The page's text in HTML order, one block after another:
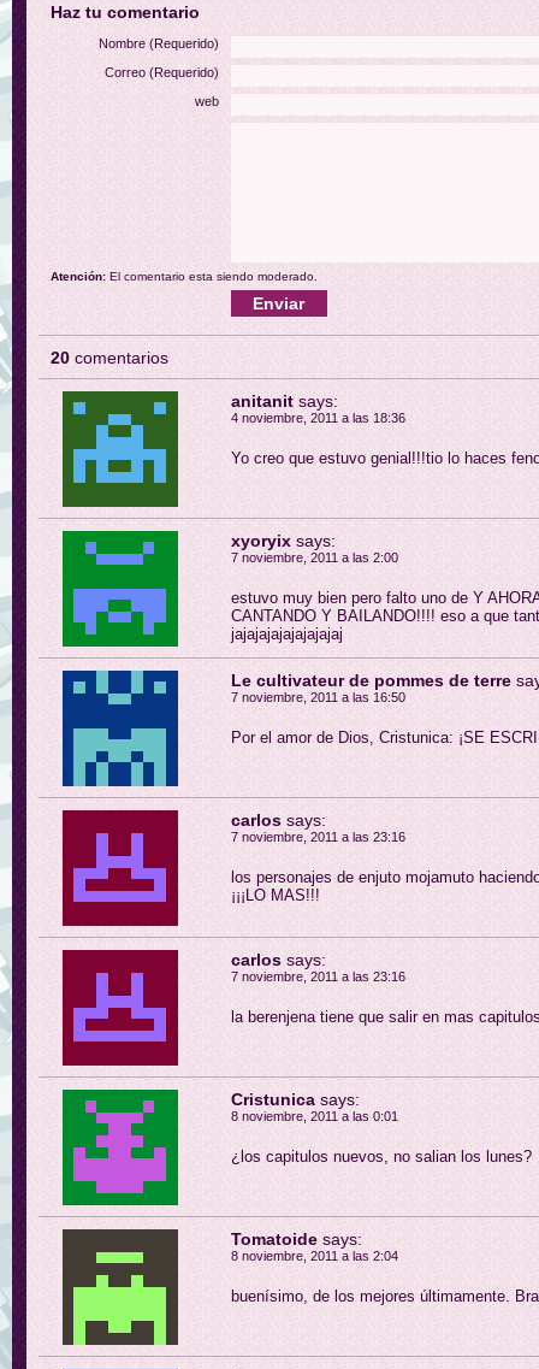
Haz tu comentario
Nombre (Requerido)
Correo (Requerido)
web
Atención: El comentario esta siendo moderado.
20 comentarios
anitanit says:
4 noviembre, 2011 a las 18:36
Yo creo que estuvo genial!!!tio lo haces
xyoryix says:
7 noviembre, 2011 a las 2:00
estuvo muy bien pero falto uno de Y
CANTANDO Y BAILANDO!!!! eso a que
jajajajajajajajajaj
Le cultivateur de pommes de terre
7 noviembre, 2011 a las 16:50
Por el amor de Dios, Cristunica: ¡SE
carlos says:
7 noviembre, 2011 a las 23:16
los personajes de enjuto mojamuto
¡¡¡LO MAS!!!
carlos says:
7 noviembre, 2011 a las 23:16
la berenjena tiene que salir en mas
Cristunica says:
8 noviembre, 2011 a las 0:01
¿los capitulos nuevos, no salian los lunes?
Tomatoide says:
8 noviembre, 2011 a las 2:04
buenísimo, de los mejores últimamente.